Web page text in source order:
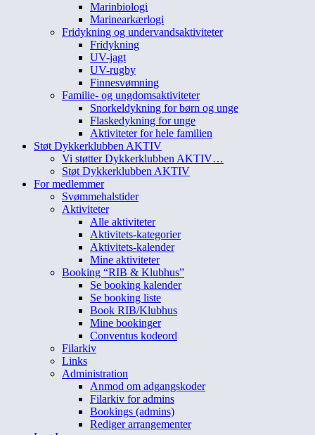
Marinbiologi
Marinearkærlogi
Fridykning og undervandsaktiviteter
Fridykning
UV-jagt
UV-rugby
Finnesvømning
Familie- og ungdomsaktiviteter
Snorkeldykning for børn og unge
Flaskedykning for unge
Aktiviteter for hele familien
Støt Dykkerklubben AKTIV
Vi støtter Dykkerklubben AKTIV…
Støt Dykkerklubben AKTIV
For medlemmer
Svømmehalstider
Aktiviteter
Alle aktiviteter
Aktivitets-kategorier
Aktivitets-kalender
Mine aktiviteter
Booking “RIB & Klubhus”
Se booking kalender
Se booking liste
Book RIB/Klubhus
Mine bookinger
Conventus kodeord
Filarkiv
Links
Administration
Anmod om adgangskoder
Filarkiv for admins
Bookings (admins)
Rediger arrangementer